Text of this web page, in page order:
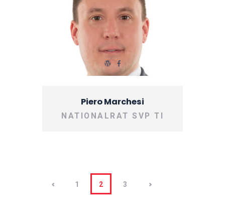
Piero Marchesi
NATIONALRAT SVP TI
Beitragsnavigation
PAGE
1 PAGE
2 PAGE
3
>